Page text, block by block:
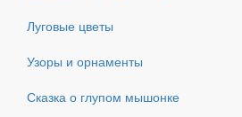
Луговые цветы
Узоры и орнаменты
Сказка о глупом мышонке